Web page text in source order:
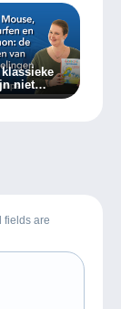
niet
fields are